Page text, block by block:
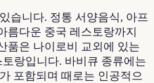
습니다. 정통 서양음식, 아프
름다운 중국 레스토랑까지
품은 나이로비 교외에 있는
랑입니다. 바비큐 종류에는
포함되며 때로는 인공적으